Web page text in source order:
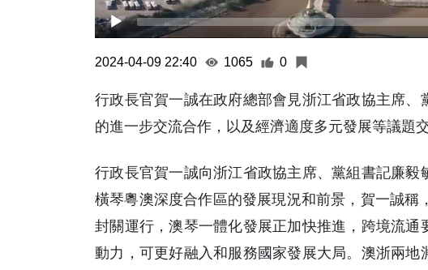
2024-04-09 22:40 1065 0
行政長官賀一誠在政府總部會見浙江省政協主席
的進一步交流合作，以及經濟適度多元發展等議題交
行政長官賀一誠向浙江省政協主席、黨組書記廉
橫琴粵澳深度合作區的發展現況和前景，賀一誠
封關運行，澳琴一體化發展正加快推進，跨境流
動力，可更好融入和服務國家發展大局。澳浙兩